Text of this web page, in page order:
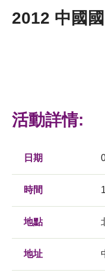
科技分享
2012 中國
活動詳情:
日期
時間
地點
地址